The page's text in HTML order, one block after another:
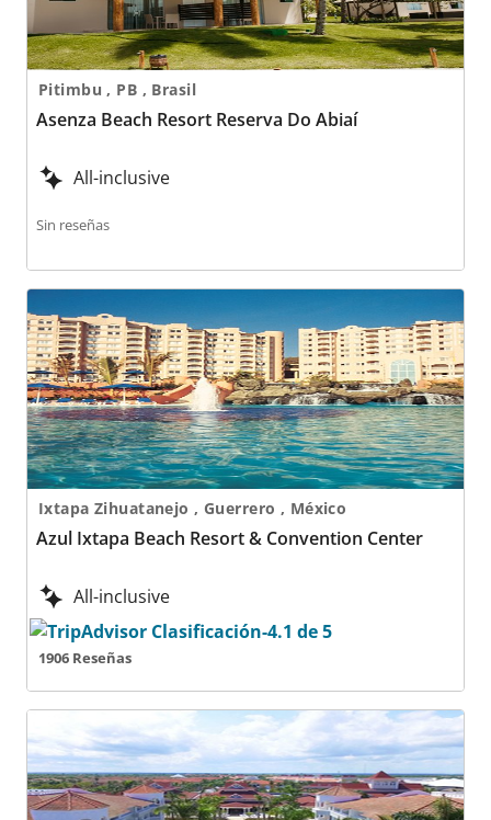
Pitimbu , PB , Brasil
Asenza Beach Resort Reserva Do Abiaí
All-inclusive
Sin reseñas
Azul Ixtapa Beach Resort & Convention Center
Ixtapa Zihuatanejo , Guerrero , México
Azul Ixtapa Beach Resort & Convention Center
All-inclusive
1906 Reseñas
Bahía Príncipe Escape Ambar